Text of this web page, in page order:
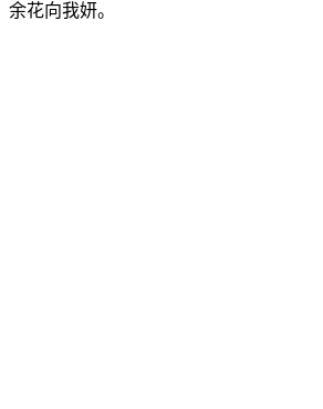
余花向我妍。